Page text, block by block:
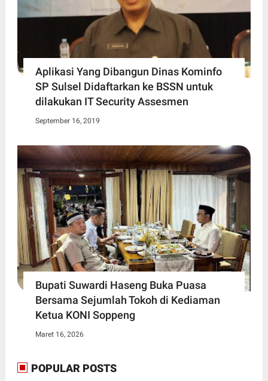
Aplikasi Yang Dibangun Dinas Kominfo
SP Sulsel Didaftarkan ke BSSN untuk
dilakukan IT Security Assesmen
September 16, 2019
Bupati Suwardi Haseng Buka Puasa
Bersama Sejumlah Tokoh di Kediaman
Ketua KONI Soppeng
Maret 16, 2026
POPULAR POSTS